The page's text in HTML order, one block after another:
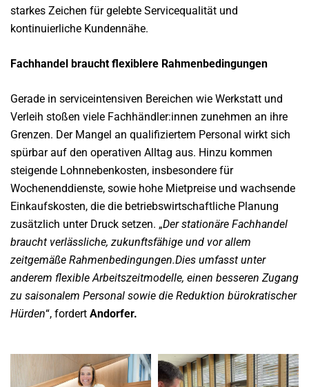
starkes Zeichen für gelebte Servicequalität und
kontinuierliche Kundennähe.
Fachhandel braucht flexiblere Rahmenbedingungen
Gerade in serviceintensiven Bereichen wie Werkstatt und
Verleih stoßen viele Fachhändler:innen zunehmen an ihre
Grenzen. Der Mangel an qualifiziertem Personal wirkt sich
spürbar auf den operativen Alltag aus. Hinzu kommen
steigende Lohnnebenkosten, insbesondere für
Wochenenddienste, sowie hohe Mietpreise und wachsende
Einkaufskosten, die die betriebswirtschaftliche Planung
zusätzlich unter Druck setzen. „Der stationäre Fachhandel
braucht verlässliche, zukunftsfähige und vor allem
zeitgemäße Rahmenbedingungen.Dies umfasst unter
anderem flexible Arbeitszeitmodelle, einen besseren Zugang
zu saisonalem Personal sowie die Reduktion bürokratischer
Hürden“, fordert Andorfer.